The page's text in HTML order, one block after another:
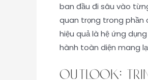
ban đầu đi sâu vào
quan trọng trong phần
hiệu quả là hệ ứng
hành toàn diện mang
Outlook: